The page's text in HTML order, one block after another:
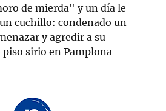
de mierda" y un día le
cuchillo: condenado un
y agredir a su
piso sirio en Pamplona